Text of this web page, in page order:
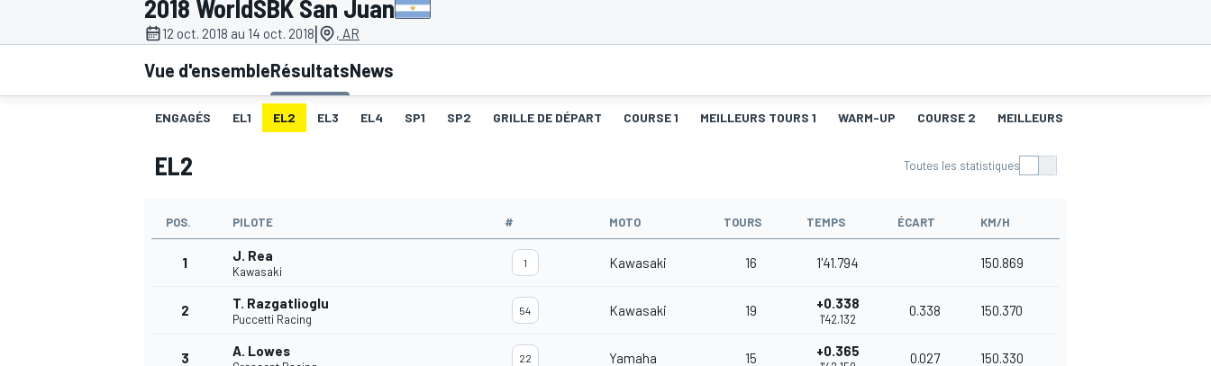
2018 WorldSBK San Juan
12 oct. 2018 au 14 oct. 2018| , AR
Vue d'ensembleRésultatsNews
ENGAGÉS EL1 EL2 EL3 EL4 SP1 SP2 GRILLE DE DÉPART COURSE 1 MEILLEURS TOURS 1 WARM-UP COURSE 2 MEILLEURS TOURS 2
EL2 Toutes les statistiques
POS. PILOTE # MOTO TOURS TEMPS ÉCART KM/H
1 J. Rea
Kawasaki
1 Kawasaki 16 1'41.794 150.869
2 T. Razgatlioglu
Puccetti Racing
54 Kawasaki 19 +0.338
1'42.132
0.338 150.370
3 A. Lowes 22 Yamaha 15 +0.365 0.027 150.330